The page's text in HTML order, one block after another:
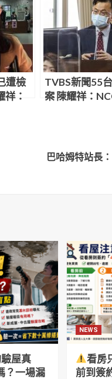
遭檢
祥：
TVBS新聞55
案 陳耀祥：
巴哈姆特站長
屋真
？一場漏
NEWS
看房
前到簽